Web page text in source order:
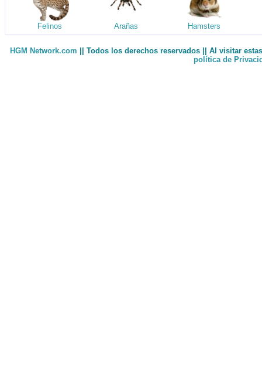
Felinos Arañas Hamsters
HGM Network.com || Todos los derechos reservados || Al visitar
política de